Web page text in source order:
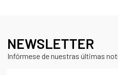
NEWSLETTER
Infórmese de nuestras últimas